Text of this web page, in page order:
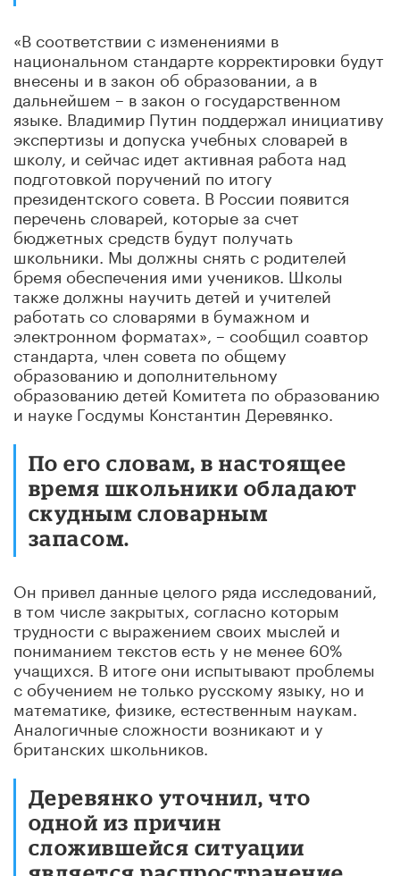
«В соответствии с изменениями в
национальном стандарте корректировки будут
внесены и в закон об образовании, а в
дальнейшем – в закон о государственном
языке. Владимир Путин поддержал инициативу
экспертизы и допуска учебных словарей в
школу, и сейчас идет активная работа над
подготовкой поручений по итогу
президентского совета. В России появится
перечень словарей, которые за счет
бюджетных средств будут получать
школьники. Мы должны снять с родителей
бремя обеспечения ими учеников. Школы
также должны научить детей и учителей
работать со словарями в бумажном и
электронном форматах», – сообщил соавтор
стандарта, член совета по общему
образованию и дополнительному
образованию детей Комитета по образованию
и науке Госдумы Константин Деревянко.
По его словам, в настоящее
время школьники обладают
скудным словарным
запасом.
Он привел данные целого ряда исследований,
в том числе закрытых, согласно которым
трудности с выражением своих мыслей и
пониманием текстов есть у не менее 60%
учащихся. В итоге они испытывают проблемы
с обучением не только русскому языку, но и
математике, физике, естественным наукам.
Аналогичные сложности возникают и у
британских школьников.
Деревянко уточнил, что
одной из причин
сложившейся ситуации